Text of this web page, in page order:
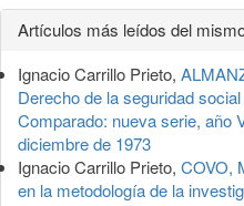
Detalles
del
artículo
Artículos más leídos del
Ignacio Carrillo Prieto,
Derecho de la seguridad social
Comparado: nueva serie, año
diciembre de 1973
Ignacio Carrillo Prieto, COVO,
en la metodología de la